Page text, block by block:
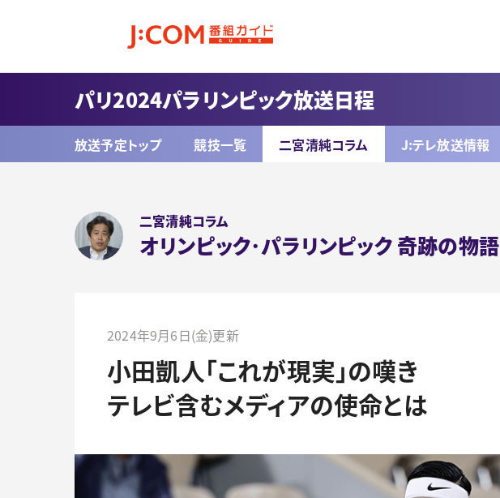
パリ2024パラリンピック放送日程
放送予定トップ 競技一覧 二宮清純コラム J:テレ放送情報
二宮清純コラム
オリンピック･パラリンピック 奇跡の物語
2024年9月6日(金)更新
小田凱人「これが現実」の嘆き
テレビ含むメディアの使命とは